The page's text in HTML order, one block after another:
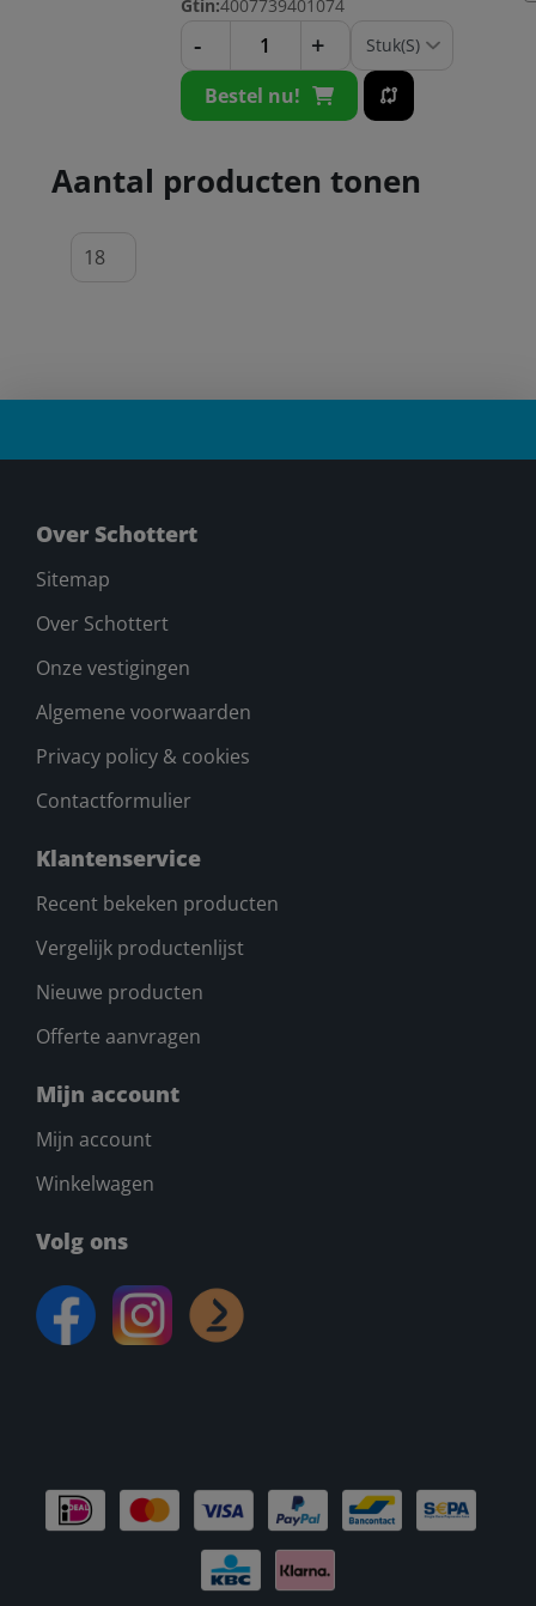
Gtin:4007739401074
- +
Bestel nu!
Aantal producten tonen
Over Schottert
Sitemap
Over Schottert
Onze vestigingen
Algemene voorwaarden
Privacy policy & cookies
Contactformulier
Klantenservice
Recent bekeken producten
Vergelijk productenlijst
Nieuwe producten
Offerte aanvragen
Mijn account
Mijn account
Winkelwagen
Volg ons